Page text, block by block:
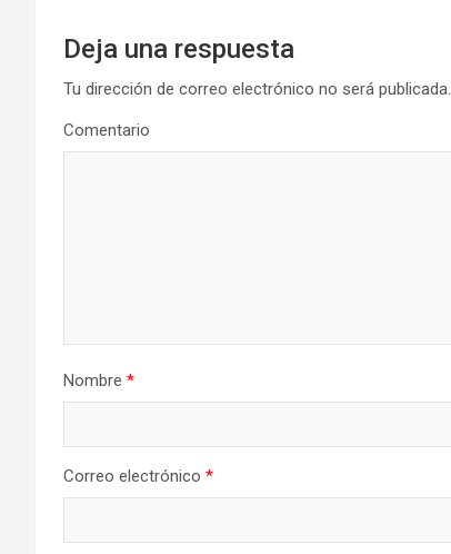
Deja una respuesta
Tu dirección de correo electrónico no será publicada.
Comentario
Nombre *
Correo electrónico *